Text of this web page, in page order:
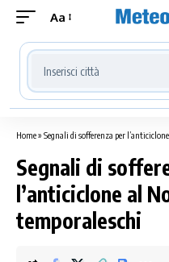
Aa
Cerca località meteo
Home» Segnali di sofferenza per
Segnali di
l’anticiclone al
temporaleschi